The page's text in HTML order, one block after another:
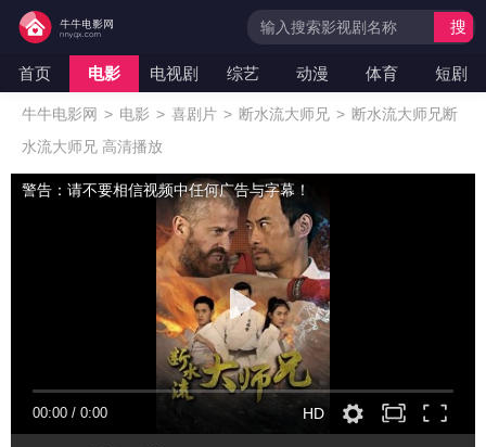
首页 电影 电视剧 综艺 动漫 体育 短剧
搜
牛牛电影网 > 电影 > 喜剧片 > 断水流大师兄 > 断水流大师兄断
水流大师兄 高清播放
00:00 / 0:00 HD
警告：请不要相信视频中任何广告与字幕！